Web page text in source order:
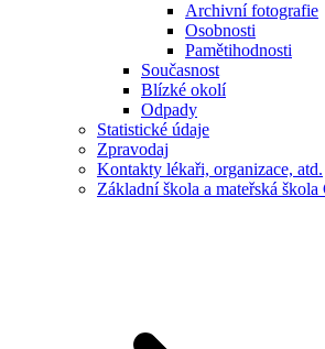
Archivní fotografie
Osobnosti
Pamětihodnosti
Současnost
Blízké okolí
Odpady
Statistické údaje
Zpravodaj
Kontakty lékaři, organizace, atd.
Základní škola a mateřská